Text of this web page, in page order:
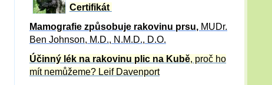
Certifikát
Mamografie způsobuje rakovinu prsu, MUDr.
Ben Johnson, M.D., N.M.D., D.O.
Účinný lék na rakovinu plic na Kubě, proč ho
mít nemůžeme? Leif Davenport